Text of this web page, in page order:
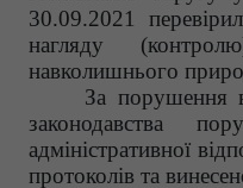
30.09.2021
нагляду
навколишнього
За порушення
законодавства
адміністративної
протоколів та